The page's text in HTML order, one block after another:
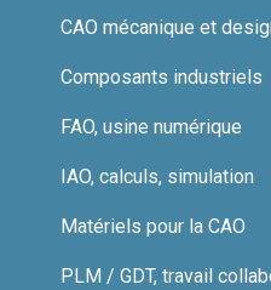
CAO mécanique et
Composants industriels
FAO, usine numérique
IAO, calculs, simulation
Matériels pour la CAO
PLM / GDT, travail